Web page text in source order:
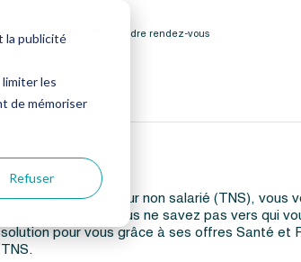
la publicité
les
de mémoriser
Refuser
Nous contacter Prendre rendez-vous
En tant que travailleur non salarié (TNS), vous
votre santé mais vous ne savez pas vers qui
solution pour vous grâce à ses offres Santé et
TNS.